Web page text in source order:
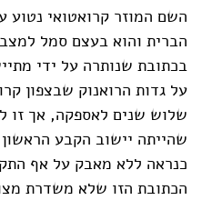
השם המוזר קרואטואי נטוע
הברית והוא בעצם סמל
על גדות הרואנוק שבצפון
שלוש שנים לאספקה, אך זו
שהייתה יישוב הקבע
כנראה ללא מאבק על אף
הכתובת הזו שלא משדרת